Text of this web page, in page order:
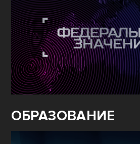
ОБРАЗОВАНИЕ